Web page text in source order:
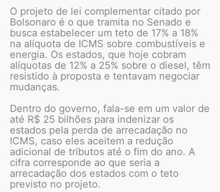
O projeto de lei complementar citado por
Bolsonaro é o que tramita no Senado e
busca estabelecer um teto de 17% a 18%
na alíquota de ICMS sobre combustíveis e
energia. Os estados, que hoje cobram
alíquotas de 12% a 25% sobre o diesel, têm
resistido à proposta e tentavam negociar
mudanças.
Dentro do governo, fala-se em um valor de
até R$ 25 bilhões para indenizar os
estados pela perda de arrecadação no
ICMS, caso eles aceitem a redução
adicional de tributos até o fim do ano. A
cifra corresponde ao que seria a
arrecadação dos estados com o teto
previsto no projeto.